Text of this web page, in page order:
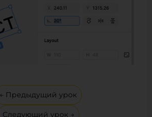
← Предыдущий урок
Следующий урок →